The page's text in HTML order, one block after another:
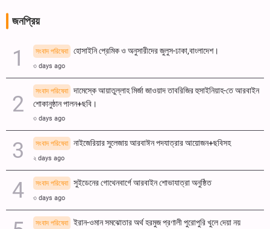
জনপ্রিয়
সংবাদ পরিষেবা হোসাইনি প্রেমিক ও অনুসারীদের জুলুস-ঢাকা,বাংলাদেশ।
৩ days ago
সংবাদ পরিষেবা
দামেস্কে আয়াতুল্লাহ মির্জা জাওয়াদ তাবরিজির হুসাইনিয়াহ-তে আরবাইন
শোকানুষ্ঠান পালন+ছবি।
৩ days ago
সংবাদ পরিষেবা নাইজেরিয়ার সুলেজায় আরবাঈন পদযাত্রার আয়োজন+ছবিসহ
২ days ago
সংবাদ পরিষেবা সুইডেনের গোথেনবার্গে আরবাইন শোভাযাত্রা অনুষ্ঠিত
৩ days ago
সংবাদ পরিষেবা ইরান-ওমান সমঝোতার অর্থ হরমুজ প্রণালী পুরোপুরি খুলে দেয়া নয়